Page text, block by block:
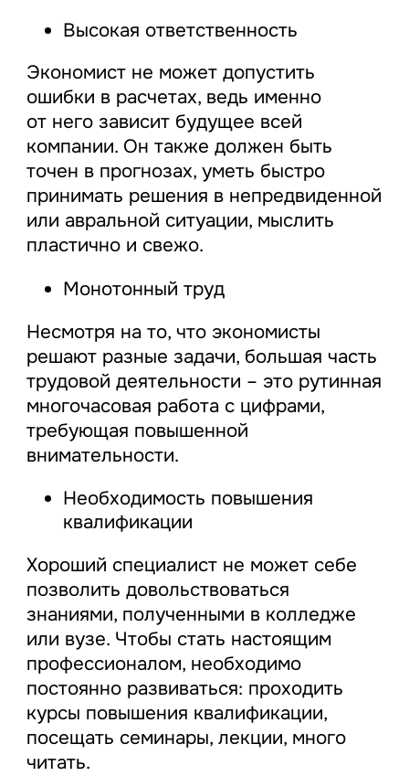
Высокая ответственность
Экономист не может допустить
ошибки в расчетах, ведь именно
от него зависит будущее всей
компании. Он также должен быть
точен в прогнозах, уметь быстро
принимать решения в непредвиденной
или авральной ситуации, мыслить
пластично и свежо.
Монотонный труд
Несмотря на то, что экономисты
решают разные задачи, большая часть
трудовой деятельности – это рутинная
многочасовая работа с цифрами,
требующая повышенной
внимательности.
Необходимость повышения
квалификации
Хороший специалист не может себе
позволить довольствоваться
знаниями, полученными в колледже
или вузе. Чтобы стать настоящим
профессионалом, необходимо
постоянно развиваться: проходить
курсы повышения квалификации,
посещать семинары, лекции, много
читать.